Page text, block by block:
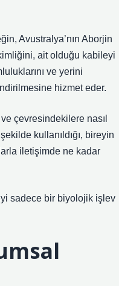
Avustralya’nın Aborjin
ait olduğu kabileyi
ve yerini
hizmet eder.
çevresindekilere nasıl
kullanıldığı, bireyin
iletişimde ne kadar
sadece bir biyolojik işlev